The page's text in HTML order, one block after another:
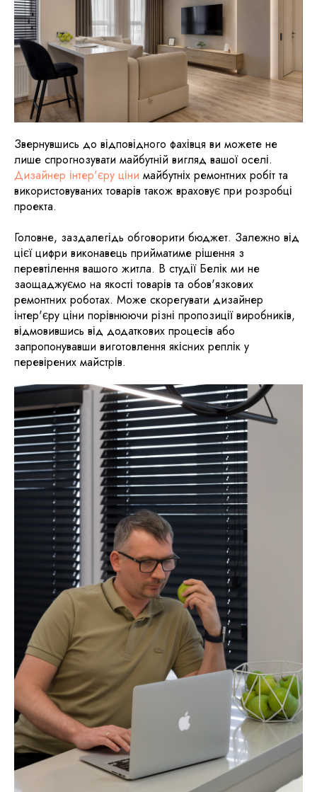
Звернувшись до відповідного фахівця ви можете не
лише спрогнозувати майбутній вигляд вашої оселі.
Дизайнер інтер'єру ціни майбутніх ремонтних робіт та
використовуваних товарів також враховує при розробці
проекта.
Головне, заздалегідь обговорити бюджет. Залежно від
цієї цифри виконавець прийматиме рішення з
перевтілення вашого житла. В студії Белік ми не
заощаджуємо на якості товарів та обов'язкових
ремонтних роботах. Може скорегувати дизайнер
інтер'єру ціни порівнюючи різні пропозиції виробників,
відмовившись від додаткових процесів або
запропонувавши виготовлення якісних реплік у
перевірених майстрів.